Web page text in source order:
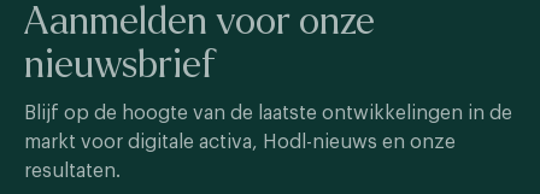
Aanmelden voor onze
nieuwsbrief
Blijf op de hoogte van de laatste ontwikkelingen in de
markt voor digitale activa, Hodl-nieuws en onze
resultaten.